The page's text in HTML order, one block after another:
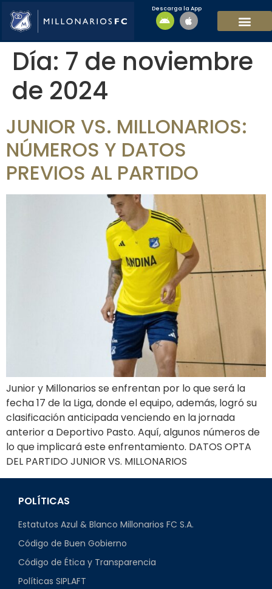
Descarga la App
Día: 7 de noviembre
de 2024
JUNIOR VS. MILLONARIOS:
NÚMEROS Y DATOS
PREVIOS AL PARTIDO
Junior y Millonarios se enfrentan por lo que será la
fecha 17 de la Liga, donde el equipo, además, logró su
clasificación anticipada venciendo en la jornada
anterior a Deportivo Pasto. Aquí, algunos números de
lo que implicará este enfrentamiento. DATOS OPTA
DEL PARTIDO JUNIOR VS. MILLONARIOS
POLÍTICAS
Estatutos Azul & Blanco Millonarios FC S.A.
Código de Buen Gobierno
Código de Ética y Transparencia
Políticas SIPLAFT